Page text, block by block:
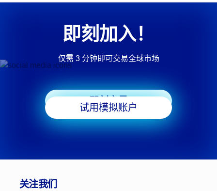
即刻加入！
仅需 3 分钟即可交易全球市场
即刻交易
试用模拟账户
关注我们